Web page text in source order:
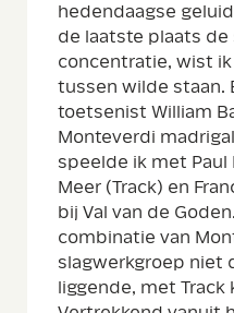
hedendaagse
de laatste plaats de
concentratie, wist
tussen wilde staan.
toetsenist William
Monteverdi
speelde ik met Paul
Meer (Track) en
bij Val van de
combinatie van
slagwerkgroep niet
liggende, met Track